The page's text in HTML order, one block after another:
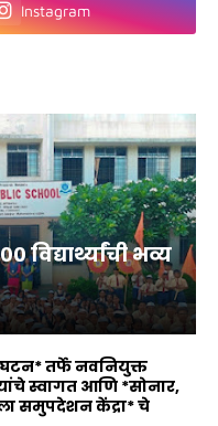
Instagram
भव्य
तर्फे नवनियुक्त
स्वागत आणि *सोनार,
समुपदेशन केंद्रा* चे